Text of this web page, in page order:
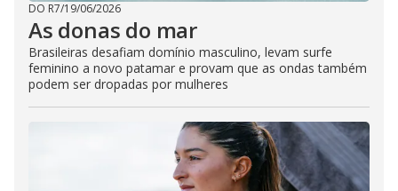
DO R7/19/06/2026
As donas do mar
Brasileiras desafiam domínio masculino, levam surfe
feminino a novo patamar e provam que as ondas também
podem ser dropadas por mulheres